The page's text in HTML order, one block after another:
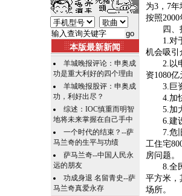
本版最新新闻
羊城晚报评论：申奥成
功是重大利好的四个理由
羊城晚报股评：申奥成
功，利好出尽？
综述：IOC慎重而明智
地将未来掌握在自己手中
一个时代的结束？--萨
马兰奇的生平与功绩
萨马兰奇--中国人民永
远的朋友
功成身退 名留青史--萨
马兰奇真爱永存
为3，7
按照
四、
1.对于
机会吸引
2.以申
资1080亿
3.巨资
4.加快
5.加大
6.建设
7.危旧
工住宅
房问题。
8.全民
平方米，
场所。